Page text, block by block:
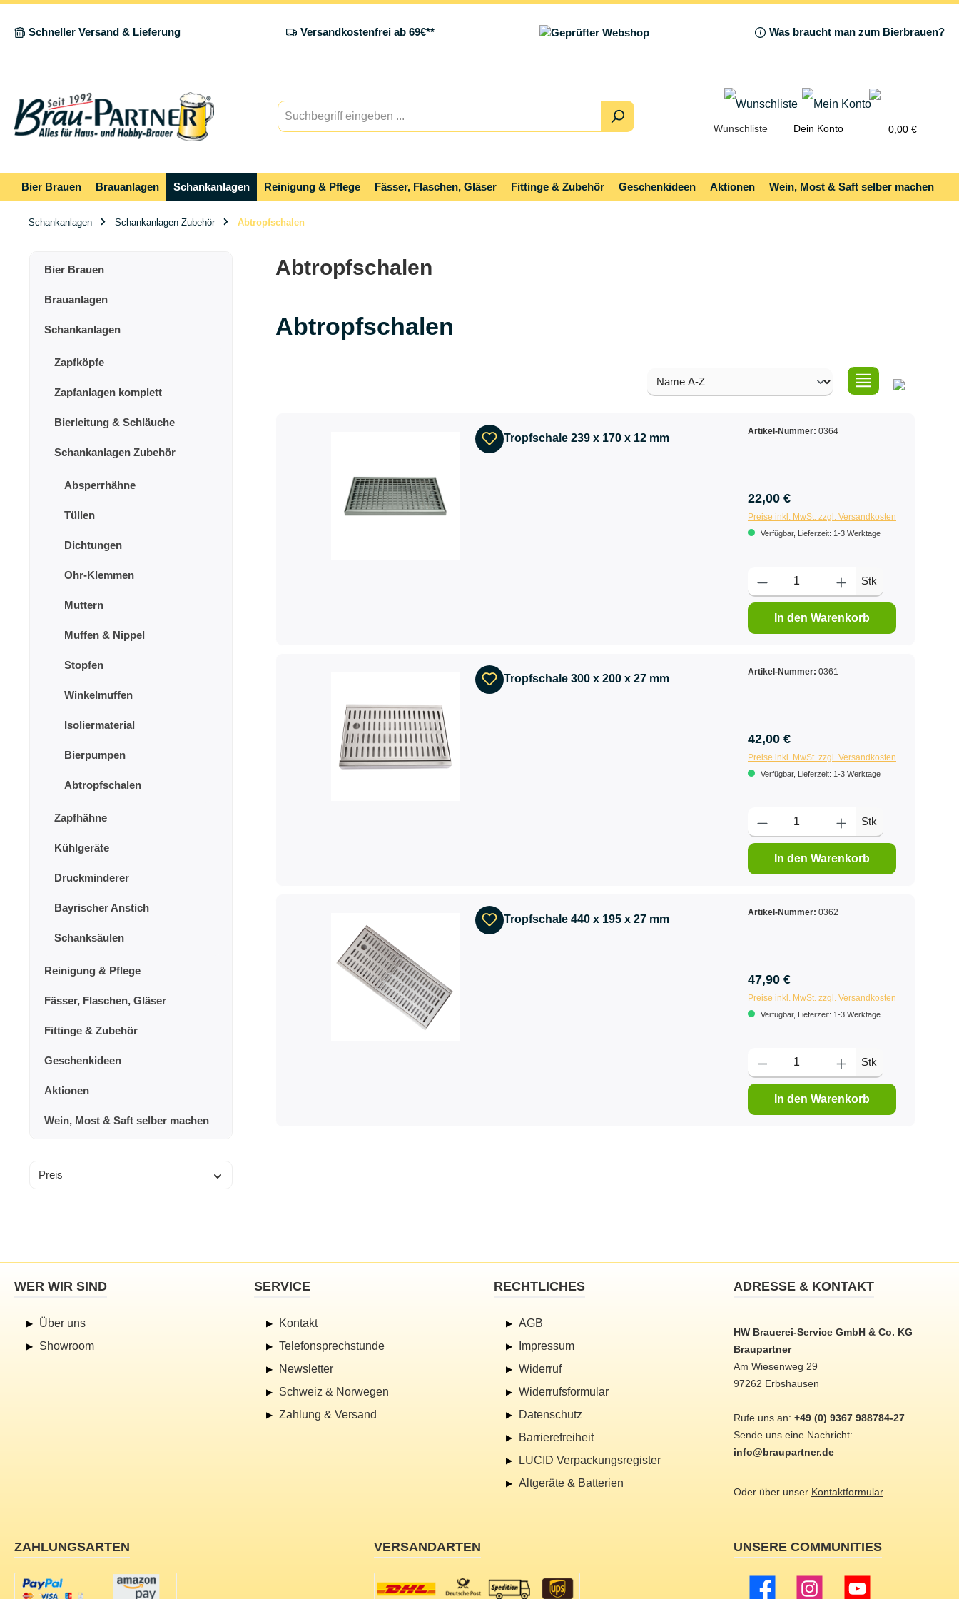
Schneller Versand & Lieferung
Versandkostenfrei ab 69€** Was braucht man zum Bierbrauen?
Wunschliste Dein Konto 0,00 €
Bier Brauen Brauanlagen Schankanlagen Reinigung & Pflege Fässer, Flaschen, Gläser Fittinge & Zubehör Geschenkideen Aktionen Wein, Most & Saft selber machen
Schankanlagen Schankanlagen Zubehör Abtropfschalen
Bier Brauen
Brauanlagen
Schankanlagen
Zapfköpfe
Zapfanlagen komplett
Bierleitung & Schläuche
Schankanlagen Zubehör
Absperrhähne
Tüllen
Dichtungen
Ohr-Klemmen
Muttern
Muffen & Nippel
Stopfen
Winkelmuffen
Isoliermaterial
Bierpumpen
Abtropfschalen
Zapfhähne
Kühlgeräte
Druckminderer
Bayrischer Anstich
Schanksäulen
Reinigung & Pflege
Fässer, Flaschen, Gläser
Fittinge & Zubehör
Geschenkideen
Aktionen
Wein, Most & Saft selber machen
Preis
Abtropfschalen
Abtropfschalen
Tropfschale 239 x 170 x 12 mm
Artikel-Nummer: 0364
22,00 €
Preise inkl. MwSt. zzgl. Versandkosten
Verfügbar, Lieferzeit: 1-3 Werktage
Stk
In den Warenkorb
Tropfschale 300 x 200 x 27 mm
Artikel-Nummer: 0361
42,00 €
Preise inkl. MwSt. zzgl. Versandkosten
Verfügbar, Lieferzeit: 1-3 Werktage
Stk
In den Warenkorb
Tropfschale 440 x 195 x 27 mm
Artikel-Nummer: 0362
47,90 €
Preise inkl. MwSt. zzgl. Versandkosten
Verfügbar, Lieferzeit: 1-3 Werktage
Stk
In den Warenkorb
ADRESSE & KONTAKT
HW Brauerei-Service GmbH & Co. KG
Braupartner
Am Wiesenweg 29
97262 Erbshausen
Rufe uns an: +49 (0) 9367 988784-27
Sende uns eine Nachricht:
info@braupartner.de
Oder über unser Kontaktformular.
WER WIR SIND
Über uns
Showroom
SERVICE
Kontakt
Telefonsprechstunde
Newsletter
Schweiz & Norwegen
Zahlung & Versand
RECHTLICHES
AGB
Impressum
Widerruf
Widerrufsformular
Datenschutz
Barrierefreiheit
LUCID Verpackungsregister
Altgeräte & Batterien
ZAHLUNGSARTEN VERSANDARTEN UNSERE COMMUNITIES
Facebook Instagram YouTube